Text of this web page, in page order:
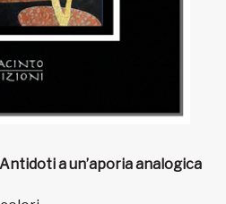
Antidoti a un’aporia analogica